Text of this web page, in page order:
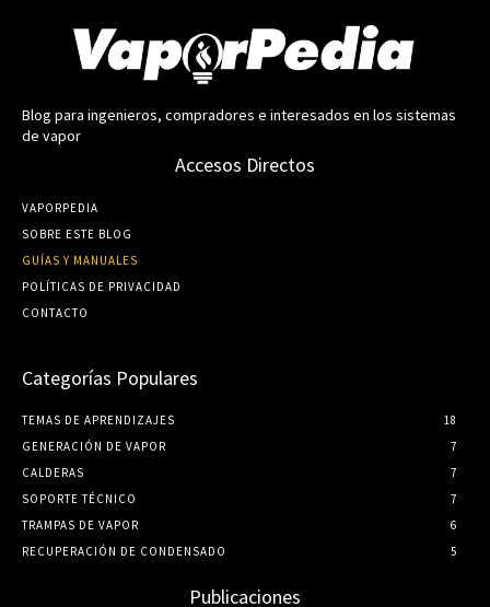
Blog para ingenieros, compradores e interesados en los sistemas
de vapor
Accesos Directos
VAPORPEDIA
SOBRE ESTE BLOG
GUÍ­AS Y MANUALES
POLÍTICAS DE PRIVACIDAD
CONTACTO
Categorías Populares
TEMAS DE APRENDIZAJES
18
GENERACIÓN DE VAPOR
7
CALDERAS
7
SOPORTE TÉCNICO
7
TRAMPAS DE VAPOR
6
RECUPERACIÓN DE CONDENSADO
5
Publicaciones